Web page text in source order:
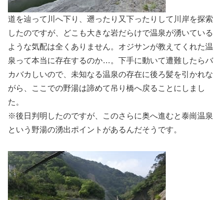
道を辿って川へ下り、遡ったり又下ったりして川岸を探索
したのですが、どこも大きな岩だらけで温泉が湧いている
ような気配は全くありません。オジサンが教えてくれた温
泉って本当に存在するのか…。下手に動いて遭難したらバ
カバカしいので、未知なる温泉の存在に後ろ髪を引かれな
がら、ここでの野湯は諦めて吊り橋へ戻ることにしまし
た。
※後日判明したのですが、このさらに奥へ進むと泰崗温泉
という野湯の湧出ポイントがあるんだそうです。